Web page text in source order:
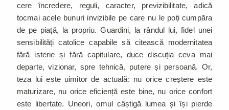
cere încredere, reguli, caracter, previzibilitate, adică
tocmai acele bunuri invizibile pe care nu le poți cumpăra
de pe piață, la propriu. Guardini, la rândul lui, fidel unei
sensibilități catolice capabile să citească modernitatea
fără isterie și fără capitulare, duce discuția ceva mai
departe, vizionar, spre tehnică, putere și persoană. Or,
teza lui este uimitor de actuală: nu orice creștere este
maturizare, nu orice eficiență este bine, nu orice confort
este libertate. Uneori, omul câștigă lumea și își pierde